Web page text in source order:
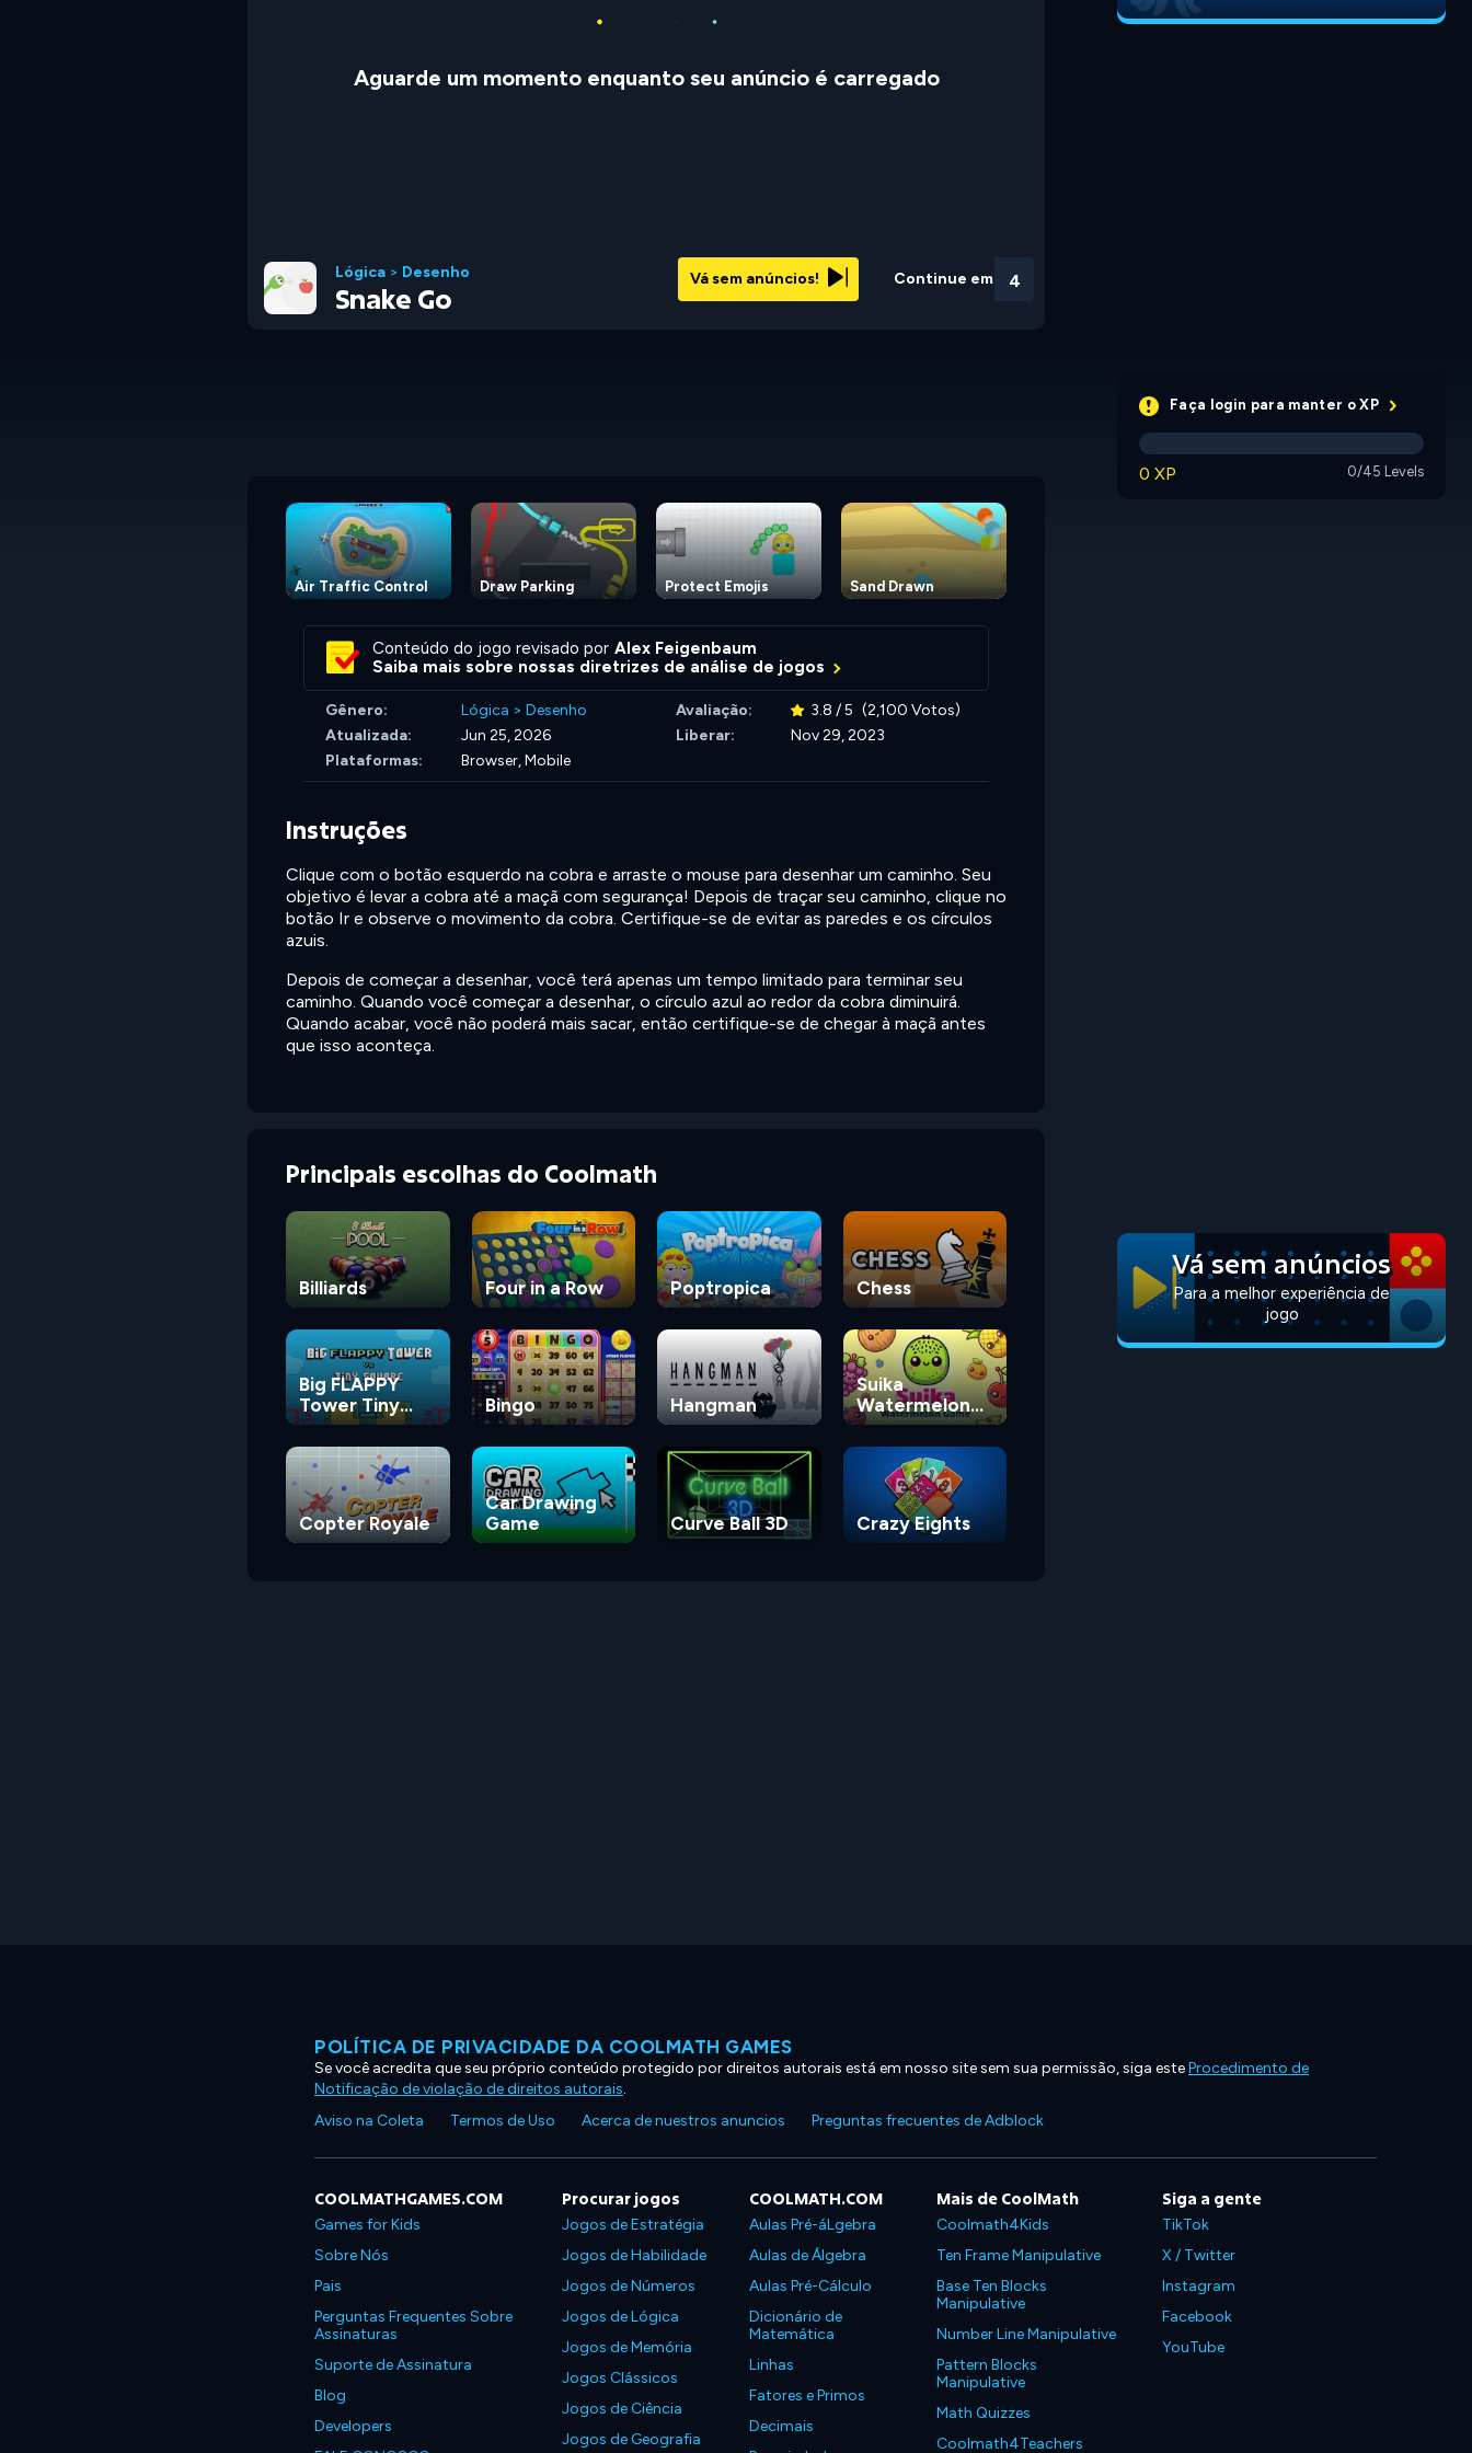
Aguarde um momento enquanto seu anúncio é carregado
Continue em 3
Vá sem anúncios!
Lógica > Desenho
Snake Go
Air Traffic Control Draw Parking Protect Emojis Sand Drawn
Conteúdo do jogo revisado por Alex Feigenbaum
Saiba mais sobre nossas diretrizes de análise de jogos
Gênero: Lógica > Desenho Avaliação: 3.8 / 5 (2,100 Votos)
Atualizada:
Jun 25, 2026 Liberar:
Nov 29, 2023
Plataformas:
Browser, Mobile
Instruções
Clique com o botão esquerdo na cobra e arraste o mouse para desenhar um caminho. Seu
objetivo é levar a cobra até a maçã com segurança! Depois de traçar seu caminho, clique no
botão Ir e observe o movimento da cobra. Certifique-se de evitar as paredes e os círculos
azuis.
Depois de começar a desenhar, você terá apenas um tempo limitado para terminar seu
caminho. Quando você começar a desenhar, o círculo azul ao redor da cobra diminuirá.
Quando acabar, você não poderá mais sacar, então certifique-se de chegar à maçã antes
que isso aconteça.
Principais escolhas do Coolmath
Billiards Four in a Row Poptropica Chess
Big FLAPPY
Tower Tiny
Square
Bingo Hangman
Suika
Watermelon
Game
Copter Royale
Car Drawing
Game
Curve Ball 3D Crazy Eights
Faça login para manter o XP
0 XP 0/45 Levels
Vá sem anúncios
Para a melhor experiência de
jogo
POLÍTICA DE PRIVACIDADE DA COOLMATH GAMES
Se você acredita que seu próprio conteúdo protegido por direitos autorais está em nosso site sem sua permissão, siga esteProcedimento de
Notificação de violação de direitos autorais.
Aviso na Coleta
Termos de Uso Acerca de nuestros anuncios Preguntas frecuentes de Adblock
COOLMATHGAMES.COM
Games for Kids
Sobre Nós
Pais
Perguntas Frequentes Sobre
Assinaturas
Suporte de Assinatura
Blog
Developers
Procurar jogos
Jogos de Estratégia
Jogos de Habilidade
Jogos de Números
Jogos de Lógica
Jogos de Memória
Jogos Clássicos
Jogos de Ciência
Jogos de Geografia
COOLMATH.COM
Aulas Pré-áLgebra
Aulas de Álgebra
Aulas Pré-Cálculo
Dicionário de
Matemática
Linhas
Fatores e Primos
Decimais
Mais de CoolMath
Coolmath4Kids
Ten Frame Manipulative
Base Ten Blocks
Manipulative
Number Line Manipulative
Pattern Blocks
Manipulative
Math Quizzes
Coolmath4Teachers
Siga a gente
TikTok
X / Twitter
Instagram
Facebook
YouTube